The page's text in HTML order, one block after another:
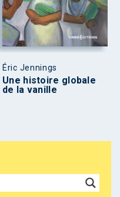
Éric Jennings
Une histoire globale
de la vanille